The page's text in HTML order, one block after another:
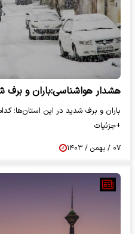
هشدار هواشناسی:باران و
باران و برف شدید در این استان‌ها؛
+جزئیات
۰۷ / بهمن / ۱۴۰۳